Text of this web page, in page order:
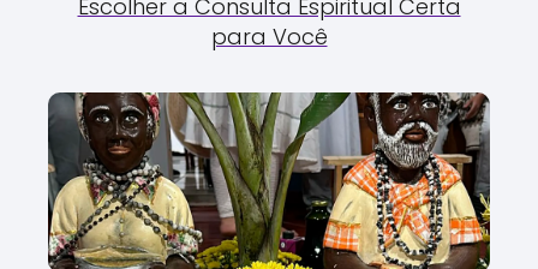
Escolher a Consulta Espiritual Certa
para Você